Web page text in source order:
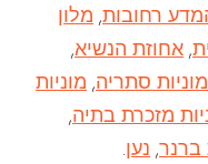
רחובות, מלון
, אחוזת הנשיא,
מוניות סתריה, מוניות
מזכרת בתיה,
, נען.